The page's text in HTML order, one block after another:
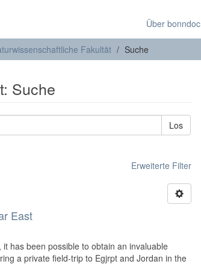
Über bonndoc
Fakultät Suche
Suche
Los
Erweiterte Filter
East
has been possible to obtain an invaluable
a private field-trip to Egjrpt and Jordan in the